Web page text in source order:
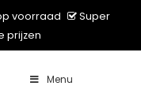
voorraad
Super
prijzen
Menu